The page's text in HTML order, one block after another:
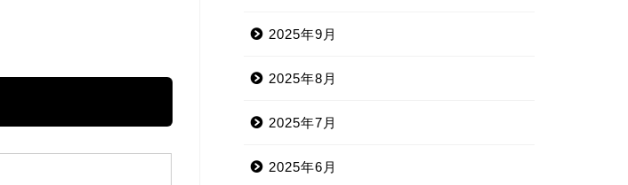
2025年9月
2025年8月
2025年7月
2025年6月